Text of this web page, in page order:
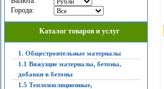
Города:
Каталог товаров и услуг
1. Общестроительные материалы
1.1 Вяжущие материалы, бетоны,
добавки в бетоны
1.5 Теплоизоляционные,